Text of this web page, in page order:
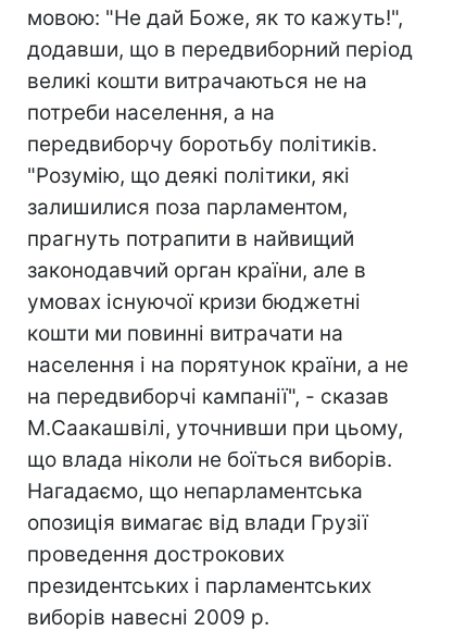
мовою: "Не дай Боже, як то кажуть!",
додавши, що в передвиборний період
великі кошти витрачаються не на
потреби населення, а на
передвиборчу боротьбу політиків.
"Розумію, що деякі політики, які
залишилися поза парламентом,
прагнуть потрапити в найвищий
законодавчий орган країни, але в
умовах існуючої кризи бюджетні
кошти ми повинні витрачати на
населення і на порятунок країни, а не
на передвиборчі кампанії", - сказав
М.Саакашвілі, уточнивши при цьому,
що влада ніколи не боїться виборів.
Нагадаємо, що непарламентська
опозиція вимагає від влади Грузії
проведення дострокових
президентських і парламентських
виборів навесні 2009 р.